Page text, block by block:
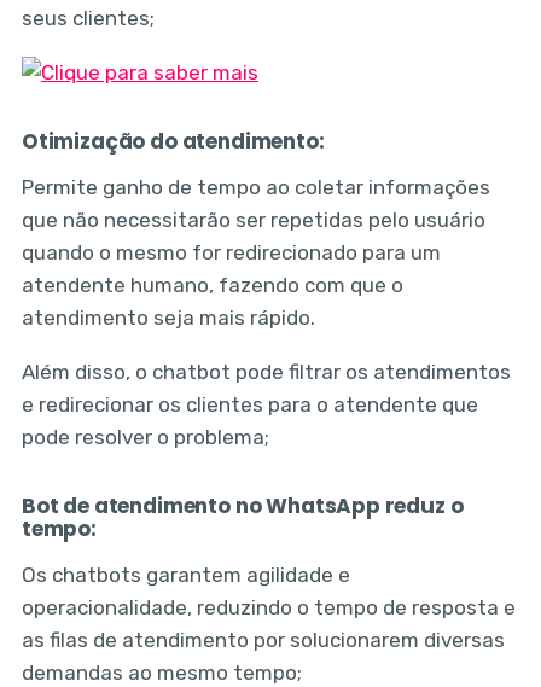
seus clientes;
Otimização do atendimento:
Permite ganho de tempo ao coletar informações
que não necessitarão ser repetidas pelo usuário
quando o mesmo for redirecionado para um
atendente humano, fazendo com que o
atendimento seja mais rápido.
Além disso, o chatbot pode filtrar os atendimentos
e redirecionar os clientes para o atendente que
pode resolver o problema;
Bot de atendimento no WhatsApp reduz o
tempo:
Os chatbots garantem agilidade e
operacionalidade, reduzindo o tempo de resposta e
as filas de atendimento por solucionarem diversas
demandas ao mesmo tempo;